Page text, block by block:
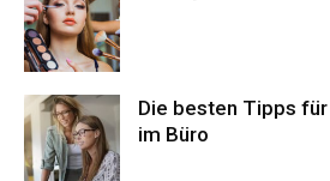
Die besten Tipps
im Büro